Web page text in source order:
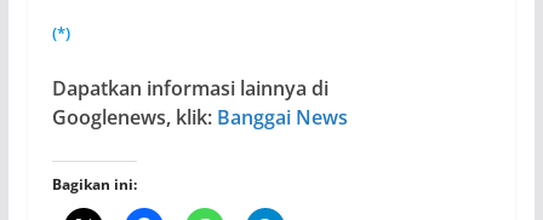
(*)
Dapatkan informasi lainnya di
Googlenews, klik: Banggai News
Bagikan ini: